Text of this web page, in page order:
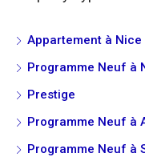
Appartement à Nice
Programme Neuf à
Prestige
Programme Neuf à
Programme Neuf à